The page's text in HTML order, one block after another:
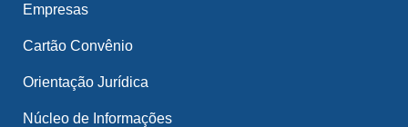
Empresas
Cartão Convênio
Orientação Jurídica
Núcleo de Informações